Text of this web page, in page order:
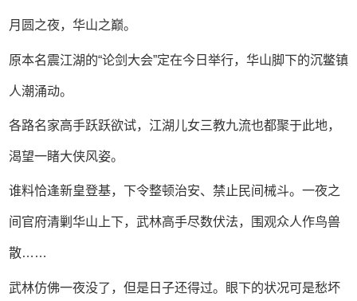
月圆之夜，华山之巅。
原本名震江湖的“论剑大会”定在今日举行，华山脚下的沉鳖镇
人潮涌动。
各路名家高手跃跃欲试，江湖儿女三教九流也都聚于此地，
渴望一睹大侠风姿。
谁料恰逢新皇登基，下令整顿治安、禁止民间械斗。一夜之
间官府清剿华山上下，武林高手尽数伏法，围观众人作鸟兽
散……
武林仿佛一夜没了，但是日子还得过。眼下的状况可是愁坏